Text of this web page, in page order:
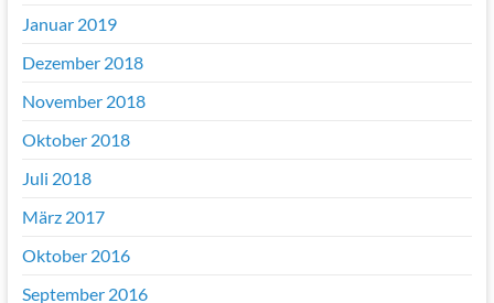
Januar 2019
Dezember 2018
November 2018
Oktober 2018
Juli 2018
März 2017
Oktober 2016
September 2016